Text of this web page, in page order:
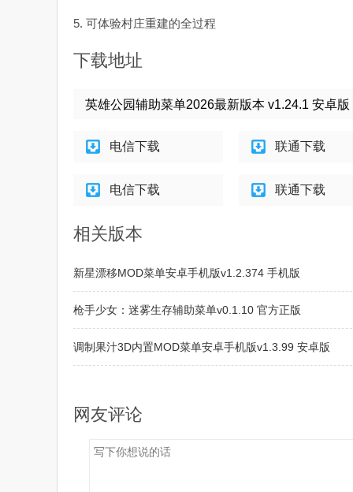
5. 可体验村庄重建的全过程
下载地址
英雄公园辅助菜单2026最新版本 v1.24.1 安卓版
电信下载 联通下载
电信下载 联通下载
相关版本
新星漂移MOD菜单安卓手机版v1.2.374 手机版
枪手少女：迷雾生存辅助菜单v0.1.10 官方正版
调制果汁3D内置MOD菜单安卓手机版v1.3.99 安卓版
网友评论